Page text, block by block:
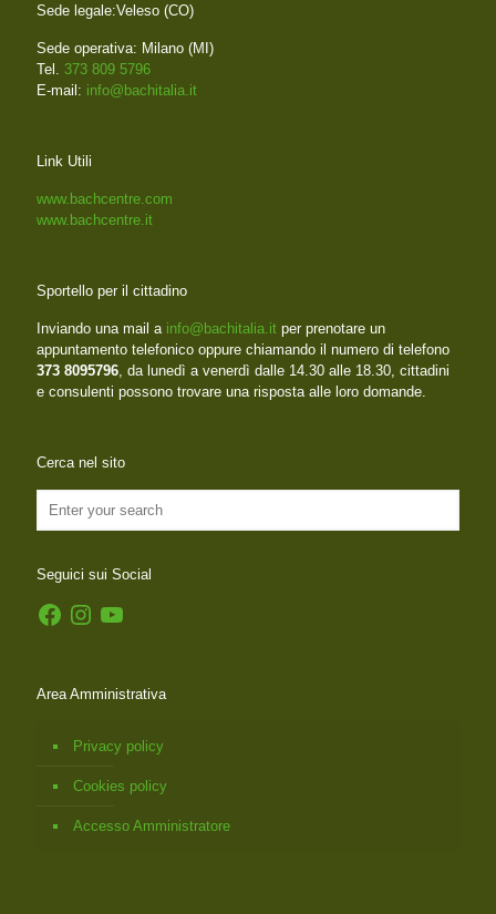
Sede legale:Veleso (CO)
Sede operativa: Milano (MI)
Tel. 373 809 5796
E-mail: info@bachitalia.it
Link Utili
www.bachcentre.com
www.bachcentre.it
Sportello per il cittadino
Inviando una mail a info@bachitalia.it per prenotare un
appuntamento telefonico oppure chiamando il numero di telefono
373 8095796, da lunedì a venerdì dalle 14.30 alle 18.30, cittadini
e consulenti possono trovare una risposta alle loro domande.
Cerca nel sito
Seguici sui Social
FacebookInstagramYouTube
Area Amministrativa
Privacy policy
Cookies policy
Accesso Amministratore